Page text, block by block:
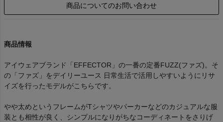
商品についてのお問い合わせ
商品情報
アイウェアブランド「EFFECTOR」の一番の定番FUZZ(ファズ)。そ
の「ファズ」をデイリーユース 日常生活で活用しやすいようにリサ
イズを行ったモデルがこちらです。
やや太めというフレームがTシャツやパーカーなどのカジュアルな服
装とも相性が良く、シンプルになりがちなコーディネートをさりげ